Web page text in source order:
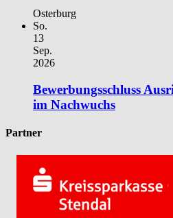
Osterburg
So.
13
Sep.
2026
Bewerbungsschluss
im Nachwuchs
Partner